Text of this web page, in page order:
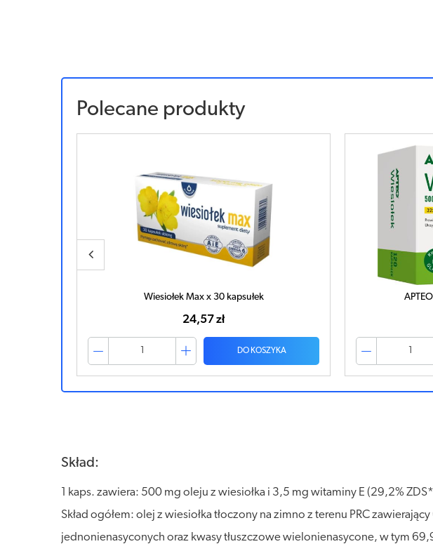
Polecane produkty
APTEO Wiesiołek x 120 kapsułek
42,74 zł
DO KOSZYKA
Skład:
1 kaps. zawiera: 500 mg oleju z wiesiołka i 3,5 mg witaminy E (29,2%
Skład ogółem: olej z wiesiołka tłoczony na zimno z terenu PRC
jednonienasyconych oraz kwasy tłuszczowe wielonienasycone, w tym